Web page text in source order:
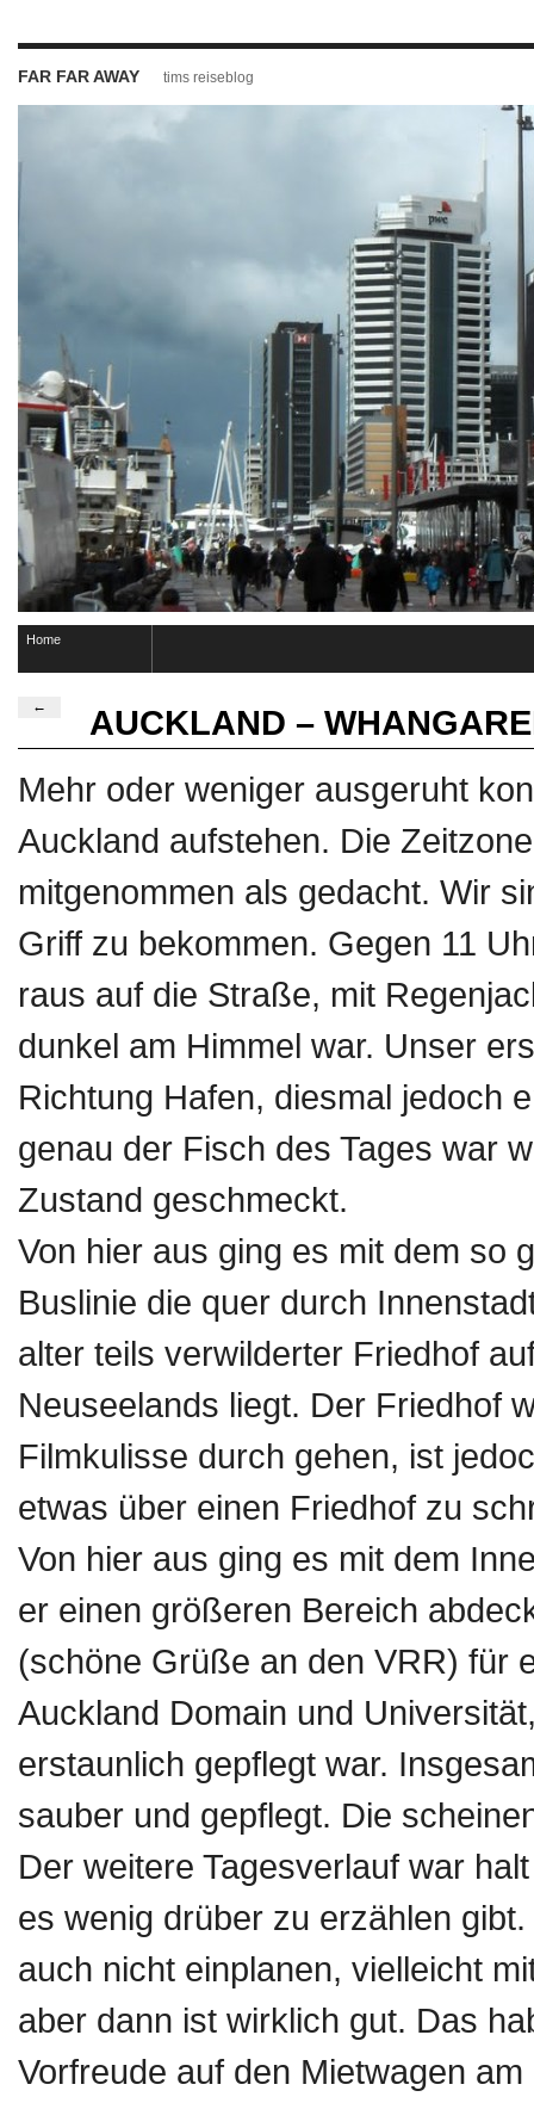
FAR FAR AWAY tims reiseblog
Home
←
AUCKLAND –
Mehr oder weniger ausgeruht
Auckland aufstehen. Die
mitgenommen als gedacht. Wir
Griff zu bekommen. Gegen 11
raus auf die Straße, mit
dunkel am Himmel war. Unser
Richtung Hafen, diesmal jedoch
genau der Fisch des Tages war
Zustand geschmeckt.
Von hier aus ging es mit dem so
Buslinie die quer durch
alter teils verwilderter Friedhof
Neuseelands liegt. Der Friedhof
Filmkulisse durch gehen, ist
etwas über einen Friedhof zu
Von hier aus ging es mit dem
er einen größeren Bereich
(schöne Grüße an den VRR) für
Auckland Domain und
erstaunlich gepflegt war.
sauber und gepflegt. Die
Der weitere Tagesverlauf war
es wenig drüber zu erzählen
auch nicht einplanen, vielleicht
aber dann ist wirklich gut. Das
Vorfreude auf den Mietwagen